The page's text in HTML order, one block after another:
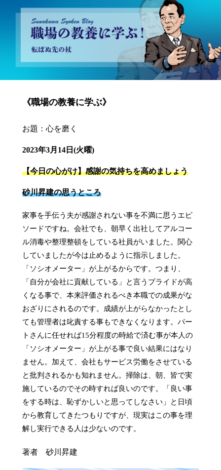
砂川昇建会長ブログ 職場の教養に学ぶ！～転ばぬ先の杖～
《職場の教養に学ぶ》
お題：心を磨く
2023年3月14日(火曜)
【今日の心がけ】感謝の気持ちを高めましょう
砂川昇建の思うところ
家事を手伝う夫が感謝されない事を不満に思うエピ
ソードですね。会社でも、朝早く出社してアルコー
ル消毒や整理整頓をしている社員がいました。関心
していましたが今は止めるように指示しました。
「ソシオメーター」が上がるからです。つまり、
「自分が会社に貢献している」と言うプライドが高
くなる事で、本来評価されるべき本職での成果がな
おざりにされるのです。成績が上がらなかったとし
ても管理者は叱責する事もできなくなります。パー
トさんに任せれば15分程度の時給で済む事が本人の
「ソシオメーター」が上がる事で良い結果にはなり
ません。加えて、会社もサービス労働をさせている
と批判されるかも知れません。掃除は、朝、皆で実
施しているのでその時すれば良いのです。「良い事
をする時は、恥ずかしいと思ってしなさい」と日頃
から教育してきたつもりですが、現実はこの事を理
解し実行できる人は少ないのです。
著者 砂川昇建